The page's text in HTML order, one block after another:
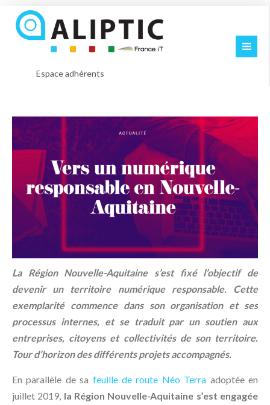
Espace adhérents
La Région Nouvelle-Aquitaine s’est fixé l’objectif de
devenir un territoire numérique responsable. Cette
exemplarité commence dans son organisation et ses
processus internes, et se traduit par un soutien aux
entreprises, citoyens et collectivités de son territoire.
Tour d’horizon des différents projets accompagnés.
En parallèle de sa feuille de route Néo Terra adoptée en
juillet 2019, la Région Nouvelle-Aquitaine s’est engagée